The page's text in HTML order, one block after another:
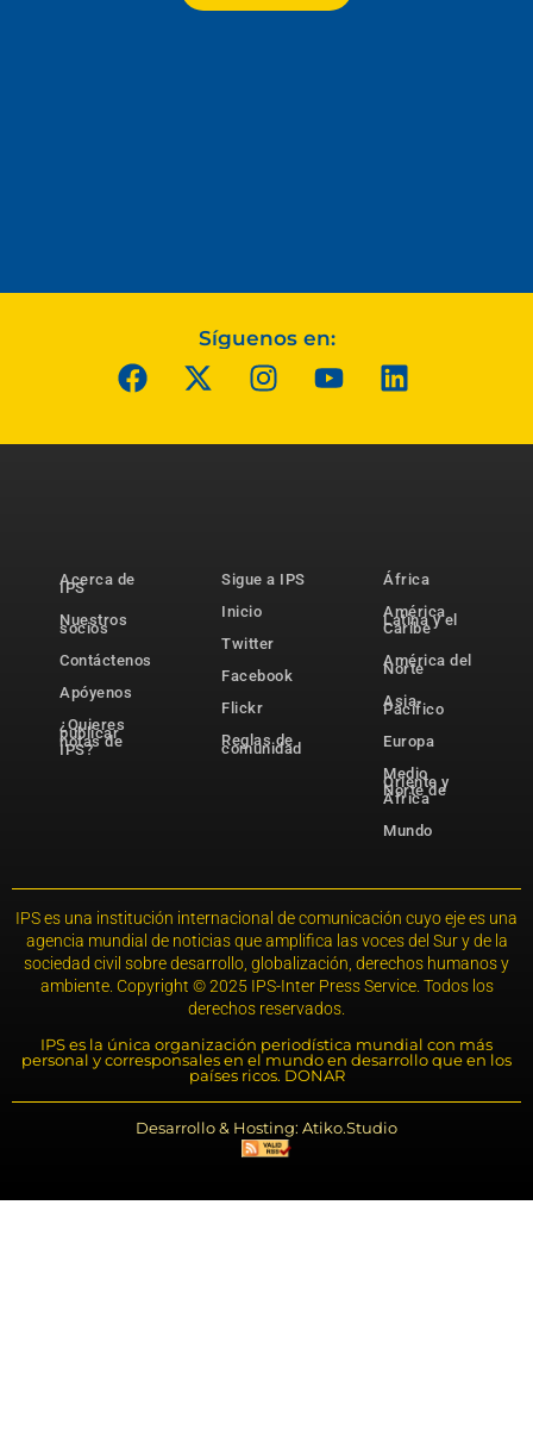
Síguenos en:
Acerca de
IPS
Nuestros
socios
Contáctenos
Apóyenos
¿Quieres
publicar
notas de
IPS?
Sigue a IPS
Inicio
Twitter
Facebook
Flickr
Reglas de
comunidad
África
América
Latina y el
Caribe
América del
Norte
Asia-
Pacífico
Europa
Medio
Oriente y
Norte de
África
Mundo
IPS es una institución internacional de comunicación cuyo eje es una
agencia mundial de noticias que amplifica las voces del Sur y de la
sociedad civil sobre desarrollo, globalización, derechos humanos y
ambiente. Copyright © 2025 IPS-Inter Press Service. Todos los
derechos reservados.
IPS es la única organización periodística mundial con más
personal y corresponsales en el mundo en desarrollo que en los
países ricos. DONAR
Desarrollo & Hosting: Atiko.Studio